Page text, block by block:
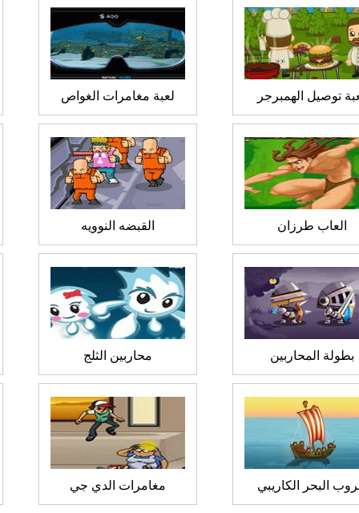
توصيل الهمبرجر لعبة مغامرات الغواص
العاب طرزان القبضه النوويه
بطولة المحاربين محاربين الثلج
البحر الكاريبي مغامرات الدي جي